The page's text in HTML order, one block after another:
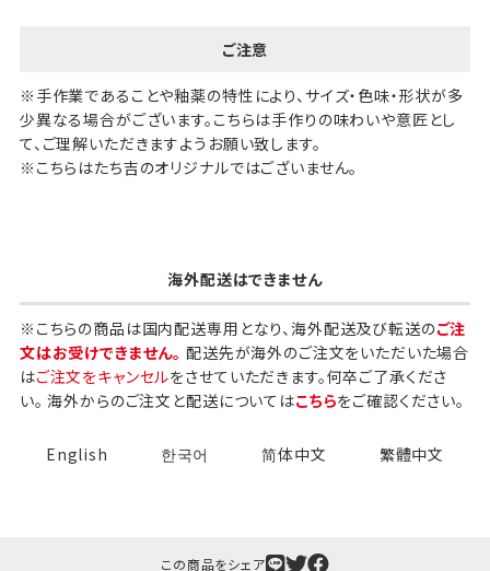
ご注意
※手作業であることや釉薬の特性により、サイズ・色味・形状が多
少異なる場合がございます。こちらは手作りの味わいや意匠とし
て、ご理解いただきますようお願い致します。
※こちらはたち吉のオリジナルではございません。
海外配送はできません
※こちらの商品は国内配送専用となり、海外配送及び転送のご注
文はお受けできません。 配送先が海外のご注文をいただいた場合
はご注文をキャンセルをさせていただきます。何卒ご了承くださ
い。 海外からのご注文と配送についてはこちらをご確認ください。
English 한국어 简体中文 繁體中文
この商品をシェア